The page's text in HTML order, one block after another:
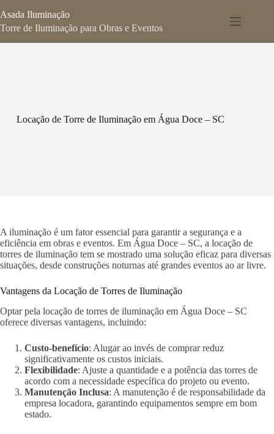
para
o
Asada Iluminação
Torre de Iluminação para Obras e Eventos
Locação de Torre de Iluminação em Água Doce – SC
A iluminação é um fator essencial para garantir a segurança e a
eficiência em obras e eventos. Em Água Doce – SC, a locação de
torres de iluminação tem se mostrado uma solução eficaz para diversas
situações, desde construções noturnas até grandes eventos ao ar livre.
Vantagens da Locação de Torres de Iluminação
Optar pela locação de torres de iluminação em Água Doce – SC
oferece diversas vantagens, incluindo:
Custo-benefício: Alugar ao invés de comprar reduz
significativamente os custos iniciais.
Flexibilidade: Ajuste a quantidade e a potência das torres de
acordo com a necessidade específica do projeto ou evento.
Manutenção Inclusa: A manutenção é de responsabilidade da
empresa locadora, garantindo equipamentos sempre em bom
estado.